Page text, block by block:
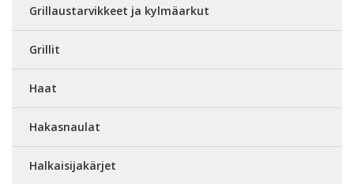
Grillaustarvikkeet ja kylmäarkut
Grillit
Haat
Hakasnaulat
Halkaisijakärjet